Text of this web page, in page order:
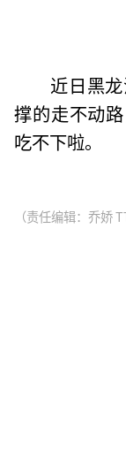
近日黑
撑的走不动
吃不下啦。
（责任编辑：乔娇